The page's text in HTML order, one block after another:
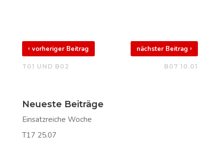
‹ vorheriger Beitrag
T01 UND B02
nächster Beitrag›
B07 10.01
Neueste Beiträge
Einsatzreiche Woche
T17 25.07